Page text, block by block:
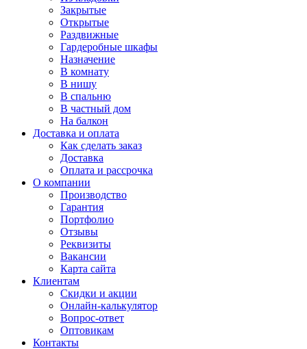
Закрытые
Открытые
Раздвижные
Гардеробные шкафы
Назначение
В комнату
В нишу
В спальню
В частный дом
На балкон
Доставка и оплата
Как сделать заказ
Доставка
Оплата и рассрочка
О компании
Производство
Гарантия
Портфолио
Отзывы
Реквизиты
Вакансии
Карта сайта
Клиентам
Скидки и акции
Онлайн-калькулятор
Вопрос-ответ
Оптовикам
Контакты